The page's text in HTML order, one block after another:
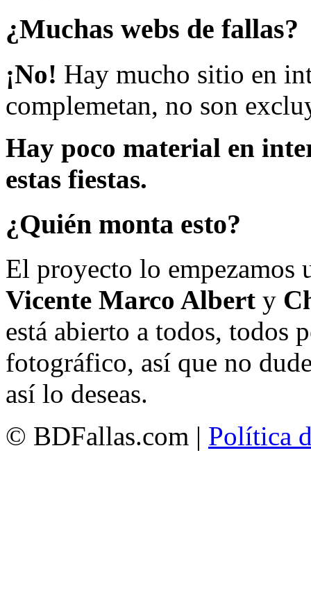
¿Muchas webs de fallas?
¡No! Hay mucho sitio en
complemetan, no son
Hay poco material en
estas fiestas.
¿Quién monta esto?
El proyecto lo empezamos
Vicente Marco Albert y
está abierto a todos, todos
fotográfico, así que no
así lo deseas.
© BDFallas.com | Política